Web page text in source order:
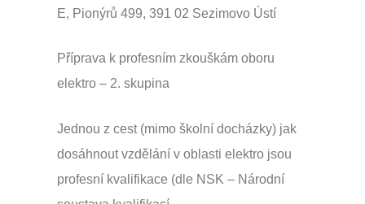
E, Pionýrů 499, 391 02 Sezimovo Ústí
Příprava k profesním zkouškám oboru
elektro – 2. skupina
Jednou z cest (mimo školní docházky) jak
dosáhnout vzdělání v oblasti elektro jsou
profesní kvalifikace (dle NSK – Národní